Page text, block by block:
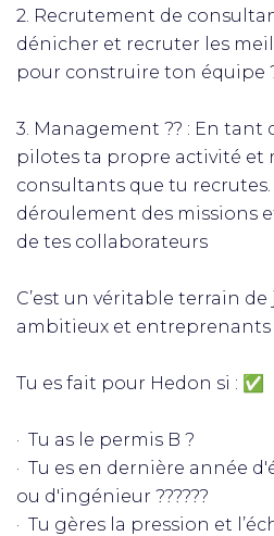
2. Recrutement de
dénicher et recruter les
pour construire ton équipe
3. Management ?‍? : En
pilotes ta propre activité et
consultants que tu recrutes.
déroulement des missions
de tes collaborateurs
C’est un véritable terrain
ambitieux et entreprenants
Tu es fait pour Hedon si : ✅
· Tu as le permis B ?
· Tu es en dernière année
ou d'ingénieur ??‍???‍?
· Tu gères la pression et